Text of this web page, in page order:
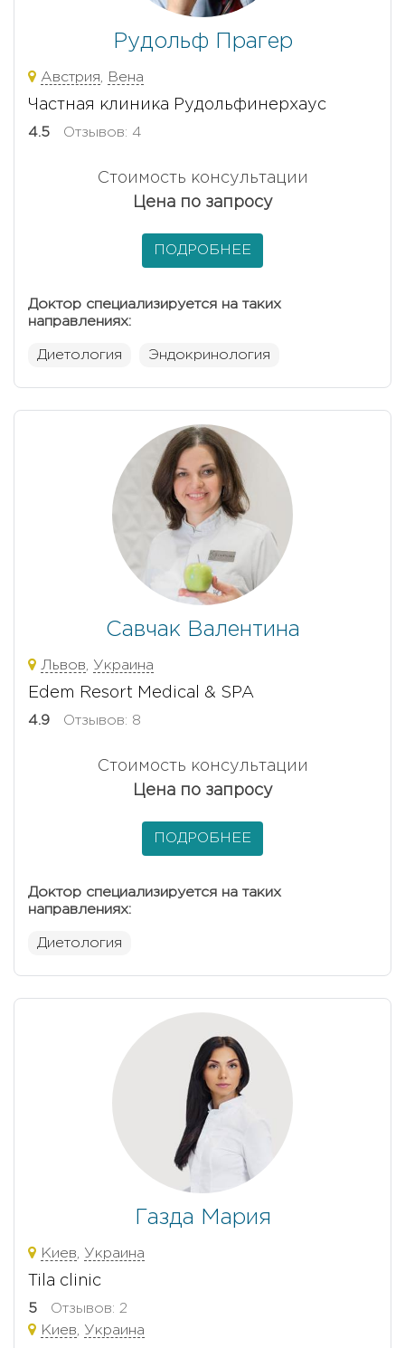
Рудольф Прагер
Австрия Вена
Частная клиника Рудольфинерхаус
4.5 Отзывов: 4
Стоимость консультации
Цена по запросу
ПОДРОБНЕЕ
Доктор специализируется на таких
направлениях:
Диетология Эндокринология
Савчак Валентина
Львов Украина
Edem Resort Medical & SPA
4.9 Отзывов: 8
Стоимость консультации
Цена по запросу
ПОДРОБНЕЕ
Доктор специализируется на таких
направлениях:
Диетология
Газда Мария
Киев Украина
Tila clinic
5
Отзывов: 2
Киев
Украина